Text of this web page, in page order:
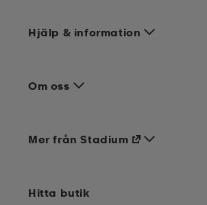
Hjälp & information
Om oss
Mer från Stadium
Hitta butik